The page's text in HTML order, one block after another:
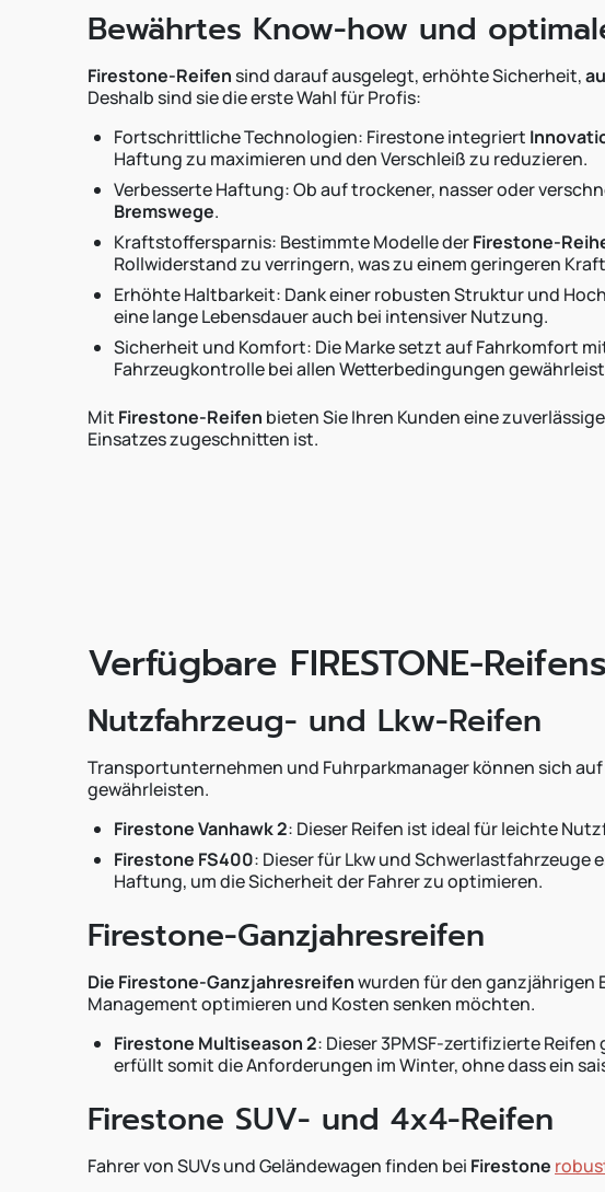
Bewährtes Know-how und
Firestone-Reifensind darauf ausgelegt, erhöhte Sicherheit,
Deshalb sind sie die erste Wahl für Profis:
Fortschrittliche Technologien: Firestone integriert
Haftung zu maximieren und den Verschleiß zu reduzieren.
Verbesserte Haftung: Ob auf trockener, nasser oder
Bremswege.
Kraftstoffersparnis: Bestimmte Modelle derFirestone-
Rollwiderstand zu verringern, was zu einem geringeren
Erhöhte Haltbarkeit: Dank einer robusten Struktur und
eine lange Lebensdauer auch bei intensiver Nutzung.
Sicherheit und Komfort: Die Marke setzt auf Fahrkomfort
Fahrzeugkontrolle bei allen Wetterbedingungen
Mit Firestone-Reifen bieten Sie Ihren Kunden eine
Einsatzes zugeschnitten ist.
Verfügbare FIRESTONE-
Nutzfahrzeug- und Lkw-Reifen
Transportunternehmen und Fuhrparkmanager können sich auf
gewährleisten.
Firestone Vanhawk 2: Dieser Reifen ist ideal für leichte
Firestone FS400: Dieser für Lkw und
Haftung, um die Sicherheit der Fahrer zu optimieren.
Firestone-Ganzjahresreifen
Die Firestone-Ganzjahresreifenwurden für den ganzjährigen
Management optimieren und Kosten senken möchten.
Firestone Multiseason 2: Dieser 3PMSF-zertifizierte
erfüllt somit die Anforderungen im Winter, ohne dass ein
Firestone SUV- und 4x4-Reifen
Fahrer von SUVs und Geländewagen finden bei Firestone